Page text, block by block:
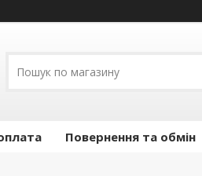
Повернення та обмін